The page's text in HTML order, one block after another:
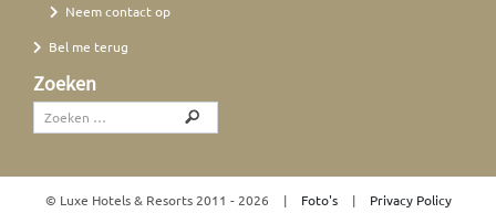
Neem contact op
Bel me terug
Zoeken
© Luxe Hotels & Resorts 2011 - 2026 | Foto's |
Privacy Policy